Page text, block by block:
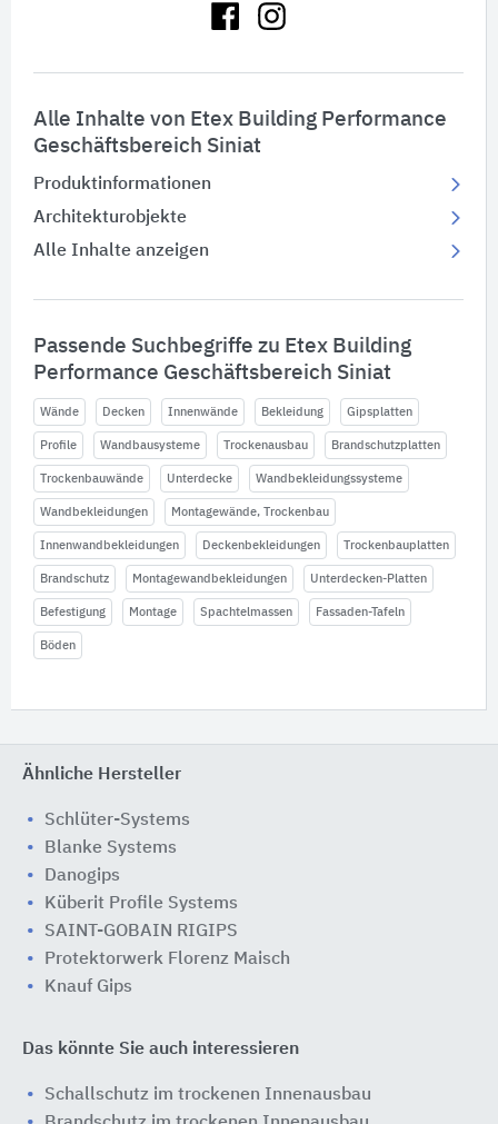
Alle Inhalte von Etex Building Performance
Geschäftsbereich Siniat
Produktinformationen
Architekturobjekte
Alle Inhalte anzeigen
Passende Suchbegriffe zu Etex Building
Performance Geschäftsbereich Siniat
Wände Decken Innenwände Bekleidung Gipsplatten
Profile Wandbausysteme Trockenausbau Brandschutzplatten
Trockenbauwände Unterdecke Wandbekleidungssysteme
Wandbekleidungen Montagewände, Trockenbau
Innenwandbekleidungen Deckenbekleidungen Trockenbauplatten
Brandschutz Montagewandbekleidungen Unterdecken-Platten
Befestigung Montage Spachtelmassen Fassaden-Tafeln
Böden
Ähnliche Hersteller
Schlüter-Systems
Blanke Systems
Danogips
Küberit Profile Systems
SAINT-GOBAIN RIGIPS
Protektorwerk Florenz Maisch
Knauf Gips
Das könnte Sie auch interessieren
Schallschutz im trockenen Innenausbau